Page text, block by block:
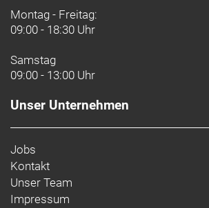
Montag - Freitag:
09:00 - 18:30 Uhr
Samstag
09:00 - 13:00 Uhr
Unser Unternehmen
Jobs
Kontakt
Unser Team
Impressum